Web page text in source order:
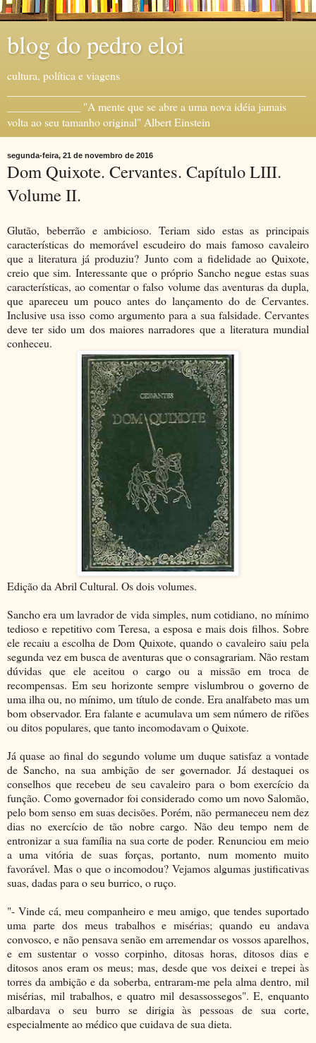
blog do pedro eloi
cultura, política e viagens
_____________ "A mente que se abre a uma nova idéia jamais
volta ao seu tamanho original" Albert Einstein
segunda-feira, 21 de novembro de 2016
Dom Quixote. Cervantes. Capítulo LIII.
Volume II.
Glutão, beberrão e ambicioso. Teriam sido estas as principais
características do memorável escudeiro do mais famoso cavaleiro
que a literatura já produziu? Junto com a fidelidade ao Quixote,
creio que sim. Interessante que o próprio Sancho negue estas suas
características, ao comentar o falso volume das aventuras da dupla,
que apareceu um pouco antes do lançamento do de Cervantes.
Inclusive usa isso como argumento para a sua falsidade. Cervantes
deve ter sido um dos maiores narradores que a literatura mundial
conheceu.
Edição da Abril Cultural. Os dois volumes.
Sancho era um lavrador de vida simples, num cotidiano, no mínimo
tedioso e repetitivo com Teresa, a esposa e mais dois filhos. Sobre
ele recaiu a escolha de Dom Quixote, quando o cavaleiro saiu pela
segunda vez em busca de aventuras que o consagrariam. Não restam
dúvidas que ele aceitou o cargo ou a missão em troca de
recompensas. Em seu horizonte sempre vislumbrou o governo de
uma ilha ou, no mínimo, um título de conde. Era analfabeto mas um
bom observador. Era falante e acumulava um sem número de rifões
ou ditos populares, que tanto incomodavam o Quixote.
Já quase ao final do segundo volume um duque satisfaz a vontade
de Sancho, na sua ambição de ser governador. Já destaquei os
conselhos que recebeu de seu cavaleiro para o bom exercício da
função. Como governador foi considerado como um novo Salomão,
pelo bom senso em suas decisões. Porém, não permaneceu nem dez
dias no exercício de tão nobre cargo. Não deu tempo nem de
entronizar a sua família na sua corte de poder. Renunciou em meio
a uma vitória de suas forças, portanto, num momento muito
favorável. Mas o que o incomodou? Vejamos algumas justificativas
suas, dadas para o seu burrico, o ruço.
"- Vinde cá, meu companheiro e meu amigo, que tendes suportado
uma parte dos meus trabalhos e misérias; quando eu andava
convosco, e não pensava senão em arremendar os vossos aparelhos,
e em sustentar o vosso corpinho, ditosas horas, ditosos dias e
ditosos anos eram os meus; mas, desde que vos deixei e trepei às
torres da ambição e da soberba, entraram-me pela alma dentro, mil
misérias, mil trabalhos, e quatro mil desassossegos". E, enquanto
albardava o seu burro se dirigia às pessoas de sua corte,
especialmente ao médico que cuidava de sua dieta.